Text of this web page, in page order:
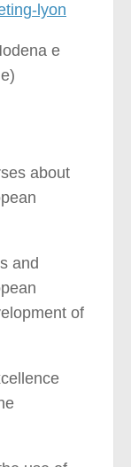
lyon
e
about
and
of